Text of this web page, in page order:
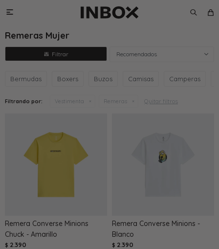

Remeras Mujer
Recomendados
Bermudas Boxers Buzos Camisas Camperas
Filtrando por: Vestimenta Remeras Quitar filtros
Remera Converse Minions
Chuck - Amarillo
$ 2.390
Remera Converse Minions -
Blanco
$ 2.390